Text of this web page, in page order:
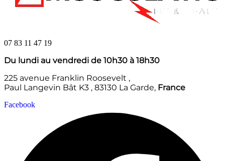
07 83 11 47 19
Du lundi au vendredi de 10h30 à 18h30
225 avenue Franklin Roosevelt ,
Paul Langevin Bât K3 , 83130 La Garde, France
Facebook